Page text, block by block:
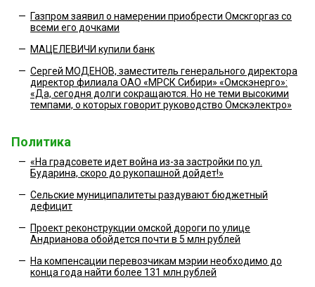
— Газпром заявил о намерении приобрести Омскгоргаз со
всеми его дочками
— МАЦЕЛЕВИЧИ купили банк
— Сергей МОДЕНОВ, заместитель генерального директора
директор филиала ОАО «МРСК Сибири» «Омскэнерго»:
«Да, сегодня долги сокращаются. Но не теми высокими
темпами, о которых говорит руководство Омскэлектро»
Политика
— «На градсовете идет война из-за застройки по ул.
Бударина, скоро до рукопашной дойдет!»
— Сельские муниципалитеты раздувают бюджетный
дефицит
— Проект реконструкции омской дороги по улице
Андрианова обойдется почти в 5 млн рублей
— На компенсации перевозчикам мэрии необходимо до
конца года найти более 131 млн рублей